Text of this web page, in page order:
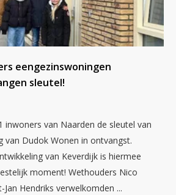
eengezinswoningen
sleutel!
inwoners van Naarden de sleutel van
van Dudok Wonen in ontvangst.
van Keverdijk is hiermee
moment! Wethouders Nico
Hendriks verwelkomden ...